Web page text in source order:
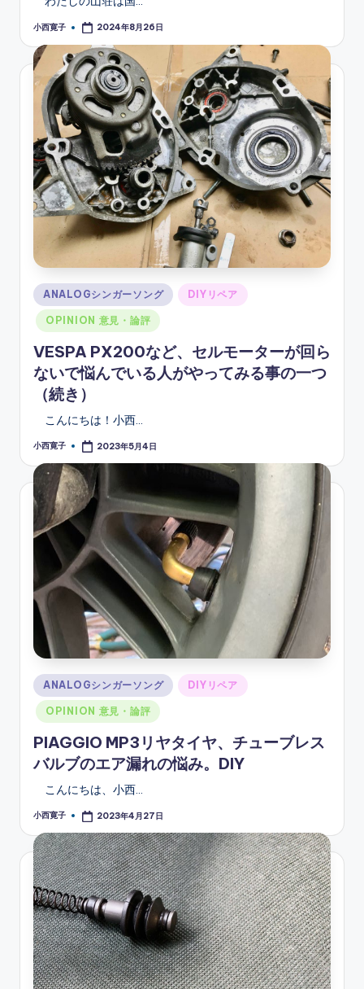
Posted
小西寛子 2024年8月26日
Posted
in
ANALOGシンガーソング DIYリペア
OPINION 意見・論評
VESPA PX200など、セルモーターが回ら
ないで悩んでいる人がやってみる事の一つ
（続き）
こんにちは！小西…
Posted
小西寛子 2023年5月4日
Posted
in
ANALOGシンガーソング DIYリペア
OPINION 意見・論評
PIAGGIO MP3リヤタイヤ、チューブレス
バルブのエア漏れの悩み。DIY
こんにちは、小西…
Posted
小西寛子 2023年4月27日